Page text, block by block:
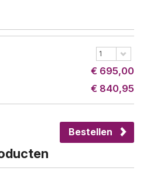
1
€ 695,00
€ 840,95
Bestellen